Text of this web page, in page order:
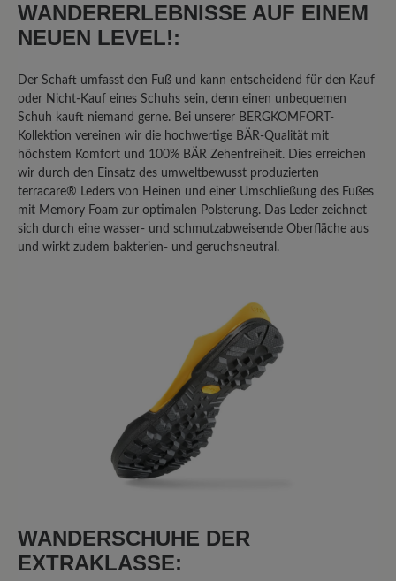
Unbefriedigend (1)
Geben Sie eine Bewertung
Teilen Sie Ihre Erfahrungen mit dem
Produkt mit anderen Kunden.
Schreiben Sie eine Bewertung
8
Review with rating of 1 out of 5 stars
Broken after 2000 kms of light
I walked 2000 kms of few caminos de
Santiago in Spain after having them for 1
month or so. Both shoes broke on the
WANDERERLEBNISSE AUF EINEM
NEUEN LEVEL!:
Der Schaft umfasst den Fuß und kann entscheidend für den Kauf
oder Nicht-Kauf eines Schuhs sein, denn einen unbequemen
Schuh kauft niemand gerne. Bei unserer BERGKOMFORT-
Kollektion vereinen wir die hochwertige BÄR-Qualität mit
höchstem Komfort und 100% BÄR Zehenfreiheit. Dies erreichen
wir durch den Einsatz des umweltbewusst produzierten
terracare® Leders von Heinen und einer Umschließung des Fußes
mit Memory Foam zur optimalen Polsterung. Das Leder zeichnet
sich durch eine wasser- und schmutzabweisende Oberfläche aus
und wirkt zudem bakterien- und geruchsneutral.
WANDERSCHUHE DER
EXTRAKLASSE: